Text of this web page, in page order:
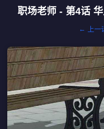
职场老师 - 第4话
← 上一